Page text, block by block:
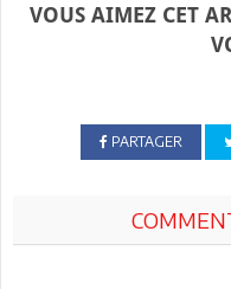
VOUS AIMEZ CET
PARTAGER